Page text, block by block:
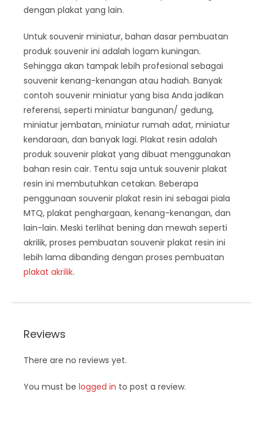
dengan plakat yang lain.
Untuk souvenir miniatur, bahan dasar pembuatan
produk souvenir ini adalah logam kuningan.
Sehingga akan tampak lebih profesional sebagai
souvenir kenang-kenangan atau hadiah. Banyak
contoh souvenir miniatur yang bisa Anda jadikan
referensi, seperti miniatur bangunan/ gedung,
miniatur jembatan, miniatur rumah adat, miniatur
kendaraan, dan banyak lagi. Plakat resin adalah
produk souvenir plakat yang dibuat menggunakan
bahan resin cair. Tentu saja untuk souvenir plakat
resin ini membutuhkan cetakan. Beberapa
penggunaan souvenir plakat resin ini sebagai piala
MTQ, plakat penghargaan, kenang-kenangan, dan
lain-lain. Meski terlihat bening dan mewah seperti
akrilik, proses pembuatan souvenir plakat resin ini
lebih lama dibanding dengan proses pembuatan
plakat akrilik.
Reviews
There are no reviews yet.
You must be logged in to post a review.